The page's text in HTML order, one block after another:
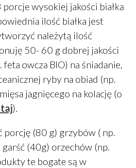
czerwiec 2019
marzec 2019
luty 2019
grudzień 2018
październik 2018
wrzesień 2018
czerwiec 2018
maj 2018
marzec 2018
porcje wysokiej jakości białka
ilość białka jest
należytą ilość
50- 60 g dobrej jakości
owcza BIO) na śniadanie,
ryby na obiad (np.
jagnięcego na kolację (o
).
porcję (80 g) grzybów ( np.
(40g) orzechów (np.
te bogate są w